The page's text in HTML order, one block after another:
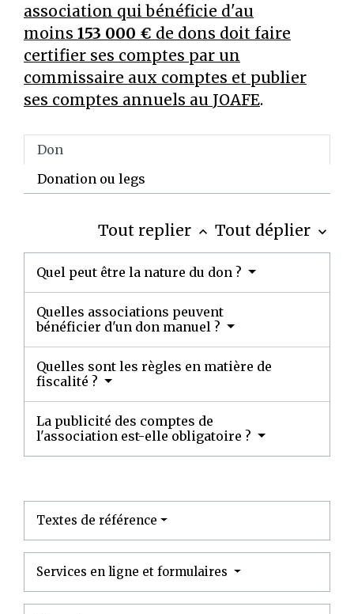
association qui bénéficie d'au
moins 153 000 € de dons doit faire
certifier ses comptes par un
commissaire aux comptes et publier
ses comptes annuels au JOAFE.
Don
Donation ou legs
Tout replier keyboard_arrow_up Tout déplier keyboard_arrow_down
Quel peut être la nature du don ?
Quelles associations peuvent
bénéficier d'un don manuel ?
Quelles sont les règles en matière de
fiscalité ?
La publicité des comptes de
l'association est-elle obligatoire ?
Textes de référence
Services en ligne et formulaires